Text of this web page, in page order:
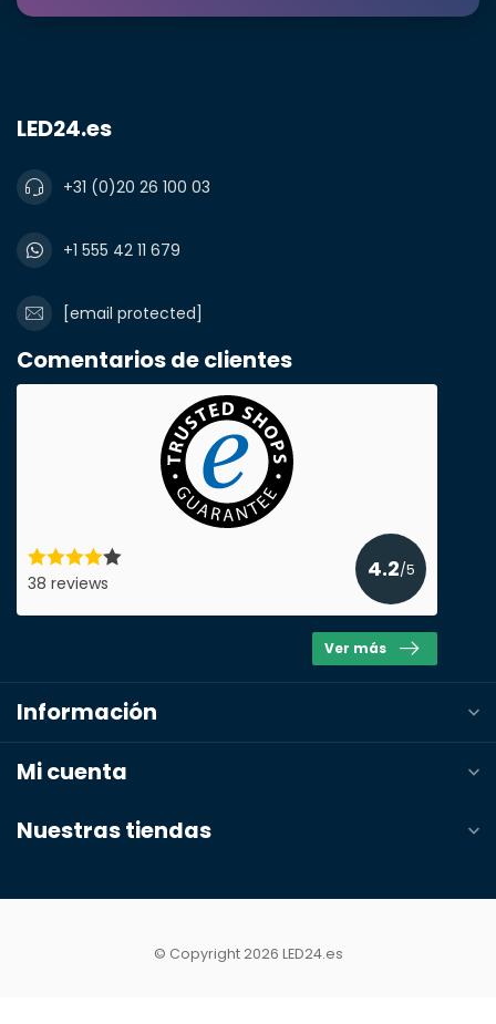
LED24.es
+31 (0)20 26 100 03
+1 555 42 11 679
[email protected]
Comentarios de clientes
38 reviews
4.2/5
Ver más
Información
Mi cuenta
Nuestras tiendas
© Copyright 2026 LED24.es